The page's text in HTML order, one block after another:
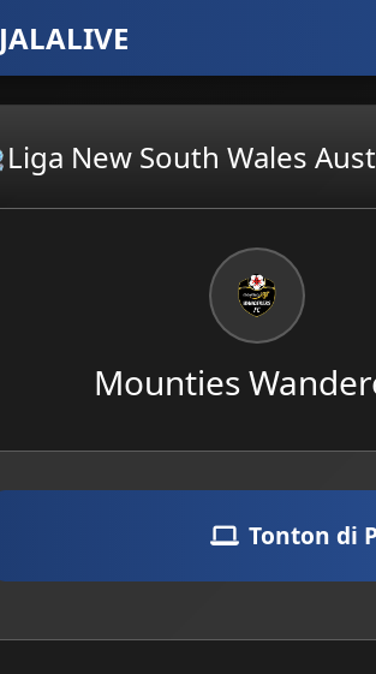
JALALIVE
Liga New South Wales
Mounties
Tonton di